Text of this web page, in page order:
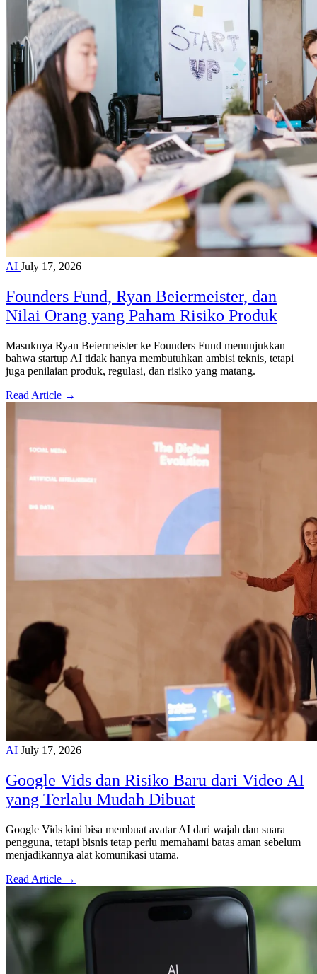
AI July 17, 2026
Founders Fund, Ryan Beiermeister, dan
Nilai Orang yang Paham Risiko Produk
Masuknya Ryan Beiermeister ke Founders Fund menunjukkan
bahwa startup AI tidak hanya membutuhkan ambisi teknis, tetapi
juga penilaian produk, regulasi, dan risiko yang matang.
Read Article →
AI July 17, 2026
Google Vids dan Risiko Baru dari Video AI
yang Terlalu Mudah Dibuat
Google Vids kini bisa membuat avatar AI dari wajah dan suara
pengguna, tetapi bisnis tetap perlu memahami batas aman sebelum
menjadikannya alat komunikasi utama.
Read Article →